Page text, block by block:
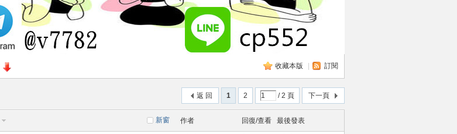
收藏本版 訂閱
1 2 / 2 頁 下一頁
返 回
新窗 作者 回復/查看 最後發表